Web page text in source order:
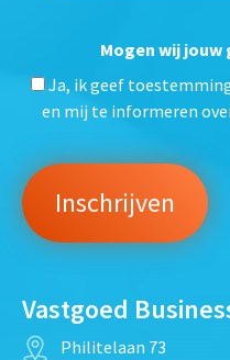
Mogen wij jouw
Ja, ik geef
en mij te informeren
Vastgoed
Philitelaan 73